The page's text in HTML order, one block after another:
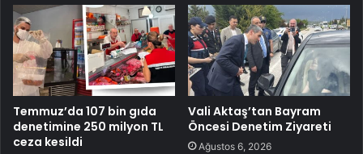
Temmuz’da 107 bin gıda
denetimine 250 milyon TL
ceza kesildi
Vali Aktaş’tan Bayram
Öncesi Denetim Ziyareti
Ağustos 6, 2026